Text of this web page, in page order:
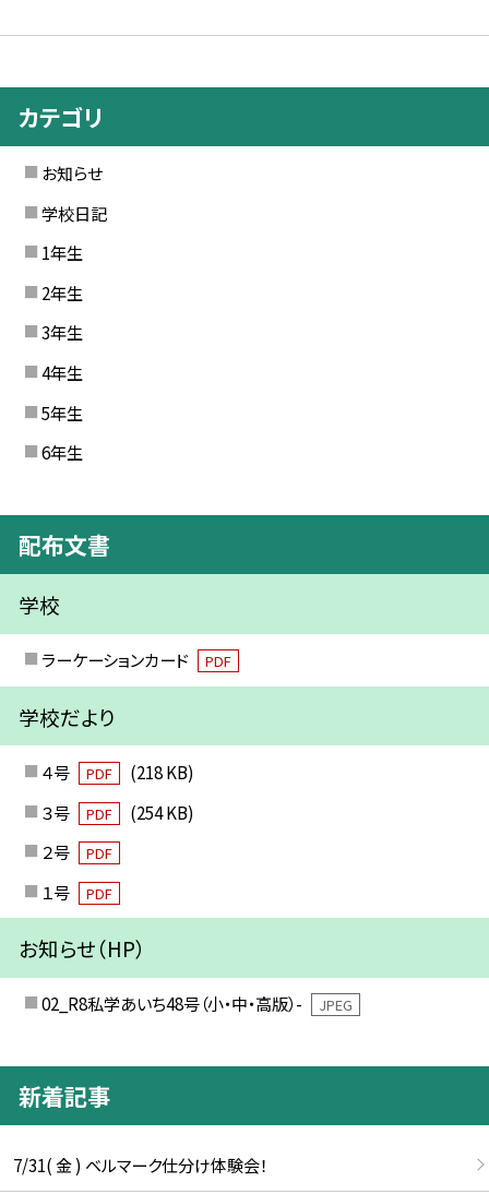
カテゴリ
お知らせ
学校日記
1年生
2年生
3年生
4年生
5年生
6年生
配布文書
学校
ラーケーションカード PDF
学校だより
４号 PDF
(218 KB)
３号
PDF
(254 KB)
２号
PDF
１号 PDF
お知らせ（HP）
02_R8私学あいち48号（小・中・高版）- JPEG
新着記事
7/31( 金 ) ベルマーク仕分け体験会！